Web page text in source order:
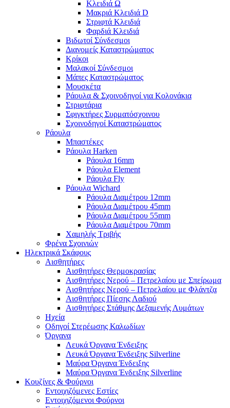
Κλειδιά Ω
Μακριά Κλειδιά D
Στριφτά Κλειδιά
Φαρδιά Κλειδιά
Βιδωτοί Σύνδεσμοι
Διανομείς Καταστρώματος
Κρίκοι
Μαλακοί Σύνδεσμοι
Μάπες Καταστρώματος
Μουσκέτα
Ράουλα & Σχοινοδηγοί για Κολονάκια
Στριφτάρια
Σφιγκτήρες Συρματόσχοινου
Σχοινοδηγοί Καταστρώματος
Ράουλα
Μπαστέκες
Ράουλα Harken
Ράουλα 16mm
Ράουλα Element
Ράουλα Fly
Ράουλα Wichard
Ράουλα Διαμέτρου 12mm
Ράουλα Διαμέτρου 45mm
Ράουλα Διαμέτρου 55mm
Ράουλα Διαμέτρου 70mm
Χαμηλής Τριβής
Φρένα Σχοινιών
Ηλεκτρικά Σκάφους
Αισθητήρες
Αισθητήρες Θερμοκρασίας
Αισθητήρες Νερού – Πετρελαίου με Σπείρωμα
Αισθητήρες Νερού – Πετρελαίου με Φλάντζα
Αισθητήρες Πίεσης Λαδιού
Αισθητήρες Στάθμης Δεξαμενής Λυμάτων
Ηχεία
Οδηγοί Στερέωσης Καλωδίων
Όργανα
Λευκά Όργανα Ένδειξης
Λευκά Όργανα Ένδειξης Silverline
Μαύρα Όργανα Ένδειξης
Μαύρα Όργανα Ένδειξης Silverline
Κουζίνες & Φούρνοι
Εντοιχιζόμενες Εστίες
Εντοιχιζόμενοι Φούρνοι